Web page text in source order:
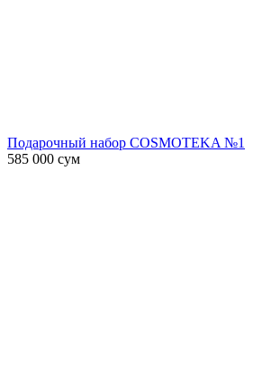
Подарочный набор COSMOTEKA №1
585 000 сум